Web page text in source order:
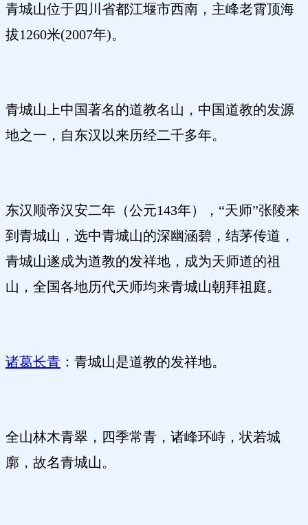
青城山位于四川省都江堰市西南，主峰老霄顶海
拔1260米(2007年)。
青城山上中国著名的道教名山，中国道教的发源
地之一，自东汉以来历经二千多年。
东汉顺帝汉安二年（公元143年），“天师”张陵来
到青城山，选中青城山的深幽涵碧，结茅传道，
青城山遂成为道教的发祥地，成为天师道的祖
山，全国各地历代天师均来青城山朝拜祖庭。
诸葛长青 ：青城山是道教的发祥地。
全山林木青翠，四季常青，诸峰环峙，状若城
廓，故名青城山。